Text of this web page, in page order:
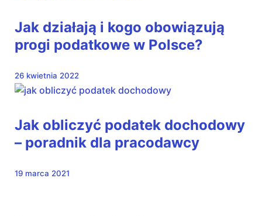
Jak działają i kogo obowiązują
progi podatkowe w Polsce?
26 kwietnia 2022
Jak obliczyć podatek dochodowy
– poradnik dla pracodawcy
19 marca 2021